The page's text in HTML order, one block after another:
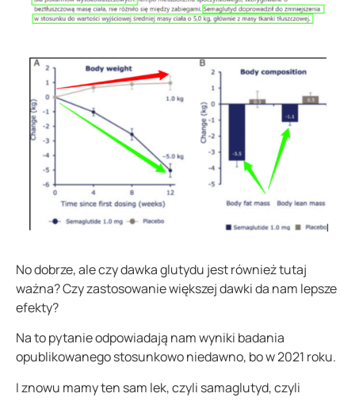
No dobrze, ale czy dawka glutydu jest również tutaj
ważna? Czy zastosowanie większej dawki da nam lepsze
efekty?
Na to pytanie odpowiadają nam wyniki badania
opublikowanego stosunkowo niedawno, bo w 2021 roku.
I znowu mamy ten sam lek, czyli samaglutyd, czyli